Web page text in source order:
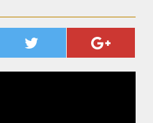
AUSSTEIGER